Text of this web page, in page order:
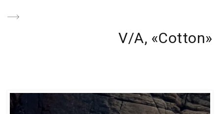
Next
V/A, «Cotton»